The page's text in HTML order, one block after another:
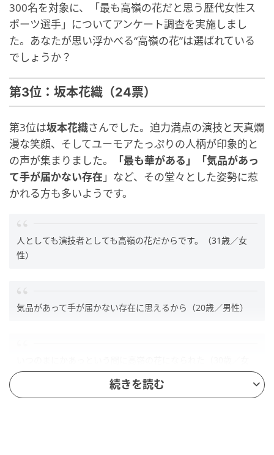
300名を対象に、「最も高嶺の花だと思う歴代女性ス
ポーツ選手」についてアンケート調査を実施しまし
た。あなたが思い浮かべる“高嶺の花”は選ばれている
でしょうか？
第3位：坂本花織（24票）
第3位は坂本花織さんでした。迫力満点の演技と天真爛
漫な笑顔、そしてユーモアたっぷりの人柄が印象的と
の声が集まりました。
「最も華がある」「気品があっ
て手が届かない存在 」など、その堂々とした姿勢に惹
かれる方も多いようです。
人としても演技者としても高嶺の花だからです。（31歳／女
性）
気品があって手が届かない存在に思えるから（20歳／男性）
性）
続きを読む